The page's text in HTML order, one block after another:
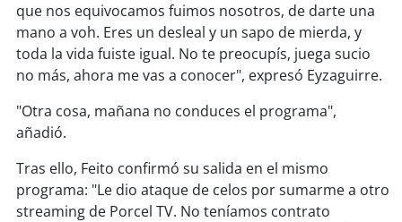
soy chillán
soy sancarlos
soytalcahuano
soy concepción
soycoronel
que nos equivocamos fuimos nosotros, de darte una
mano a voh. Eres un desleal y un sapo de mierda, y
toda la vida fuiste igual. No te preocupís, juega sucio
no más, ahora me vas a conocer", expresó Eyzaguirre.
"Otra cosa, mañana no conduces el programa",
añadió.
Tras ello, Feito confirmó su salida en el mismo
programa: "Le dio ataque de celos por sumarme a otro
streaming de Porcel TV. No teníamos contrato